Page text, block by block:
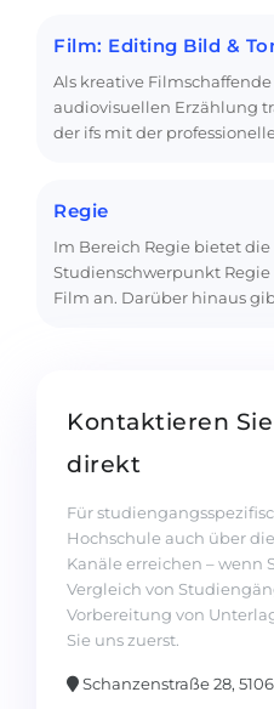
Film: Editing Bild &
Als kreative
audiovisuellen Erzählung
der ifs mit der
Regie
Im Bereich Regie bietet die
Studienschwerpunkt
Film an. Darüber hinaus
Kontaktieren
direkt
Für
Hochschule auch über
Kanäle erreichen – wenn
Vergleich von
Vorbereitung von
Sie uns zuerst.
Schanzenstraße 28,